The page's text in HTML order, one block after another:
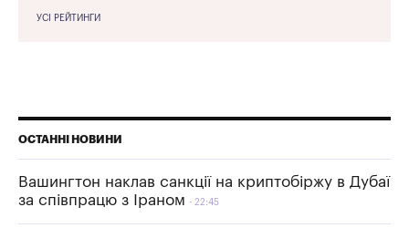
УСІ РЕЙТИНГИ
ОСТАННІ НОВИНИ
Вашингтон наклав санкції на криптобіржу в Дубаї
за співпрацю з Іраном
22:45